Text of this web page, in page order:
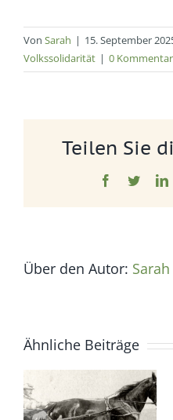
Von Sarah | 15. September
Volkssolidarität | 0
Teilen Sie
Facebook
Twitter
Über den Autor: Sarah
Ähnliche Beiträge